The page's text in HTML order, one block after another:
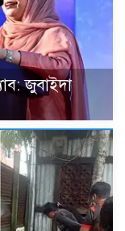
জুবাইদা